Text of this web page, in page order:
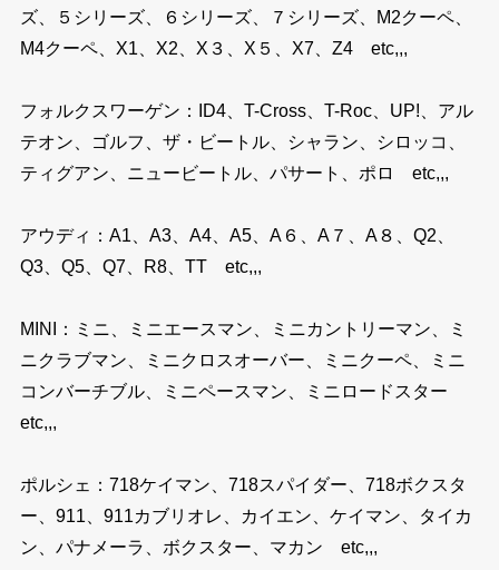
ズ、５シリーズ、６シリーズ、７シリーズ、M2クーペ、
M4クーペ、X1、X2、X３、X５、X7、Z4 etc,,,
フォルクスワーゲン：ID4、T-Cross、T-Roc、UP!、アル
テオン、ゴルフ、ザ・ビートル、シャラン、シロッコ、
ティグアン、ニュービートル、パサート、ポロ etc,,,
アウディ：A1、A3、A4、A5、A６、A７、A８、Q2、
Q3、Q5、Q7、R8、TT etc,,,
MINI：ミニ、ミニエースマン、ミニカントリーマン、ミ
ニクラブマン、ミニクロスオーバー、ミニクーペ、ミニ
コンバーチブル、ミニペースマン、ミニロードスター
etc,,,
ポルシェ：718ケイマン、718スパイダー、718ボクスタ
ー、911、911カブリオレ、カイエン、ケイマン、タイカ
ン、パナメーラ、ボクスター、マカン etc,,,